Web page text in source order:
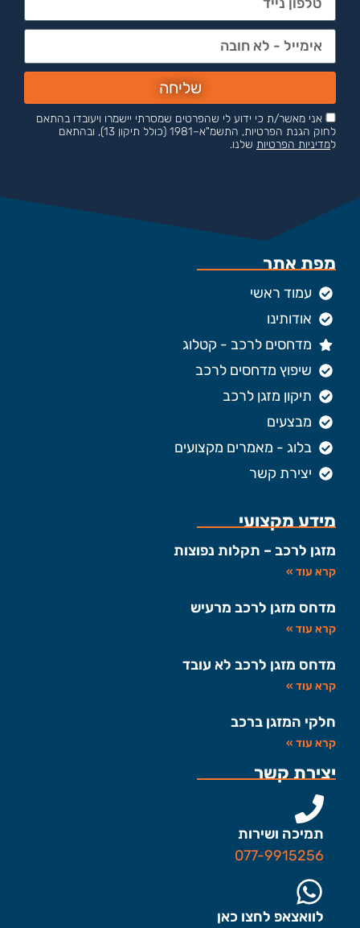
אני מאשר/ת כי ידוע לי שהפרטים שמסרתי יישמרו ויעובדו בהתאם
לחוק הגנת הפרטיות, התשמ"א–1981 (כולל תיקון 13), ובהתאם
למדיניות הפרטיות שלנו.
שליחה
מפת אתר
עמוד ראשי
אודותינו
מדחסים לרכב - קטלוג
שיפוץ מדחסים לרכב
תיקון מזגן לרכב
מבצעים
בלוג - מאמרים מקצועים
יצירת קשר
מידע מקצועי
מזגן לרכב – תקלות נפוצות
קרא עוד »
מדחס מזגן לרכב מרעיש
קרא עוד »
מדחס מזגן לרכב לא עובד
קרא עוד »
חלקי המזגן ברכב
קרא עוד »
יצירת קשר
תמיכה ושירות
077-9915256
לוואצאפ לחצו כאן